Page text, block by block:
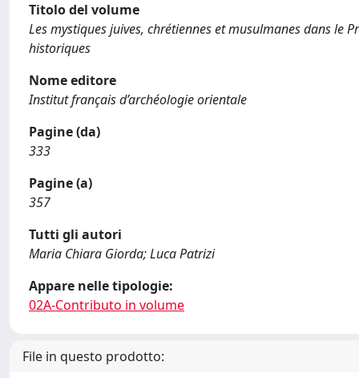
Titolo del volume
Les mystiques juives, chrétiennes et musulmanes dans le
historiques
Nome editore
Institut français d’archéologie orientale
Pagine (da)
333
Pagine (a)
357
Tutti gli autori
Maria Chiara Giorda; Luca Patrizi
Appare nelle tipologie:
02A-Contributo in volume
File in questo prodotto: